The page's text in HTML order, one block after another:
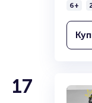
6+
17